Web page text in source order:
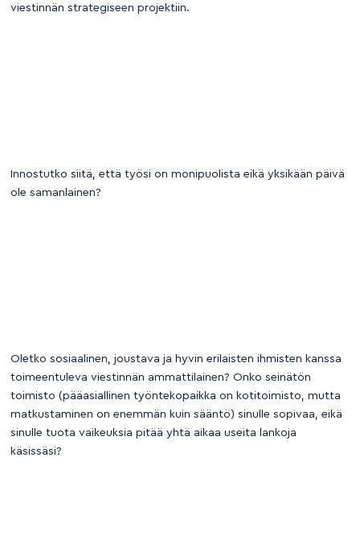
viestinnän strategiseen projektiin.
Innostutko siitä, että työsi on monipuolista eikä yksikään päivä
ole samanlainen?
Oletko sosiaalinen, joustava ja hyvin erilaisten ihmisten kanssa
toimeentuleva viestinnän ammattilainen? Onko seinätön
toimisto (pääasiallinen työntekopaikka on kotitoimisto, mutta
matkustaminen on enemmän kuin sääntö) sinulle sopivaa, eikä
sinulle tuota vaikeuksia pitää yhtä aikaa useita lankoja
käsissäsi?